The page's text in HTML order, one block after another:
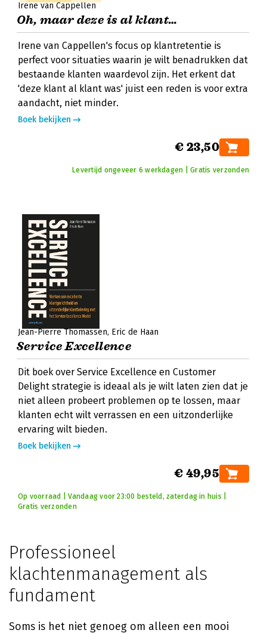
Irene van Cappellen
Oh, maar deze is al klant…
Irene van Cappellen's focus op klantretentie is
perfect voor situaties waarin je wilt benadrukken dat
bestaande klanten waardevol zijn. Het erkent dat
'deze klant al klant was' juist een reden is voor extra
aandacht, niet minder.
Boek bekijken
€ 23,50
Levertijd ongeveer 6 werkdagen | Gratis verzonden
Jean-Pierre Thomassen Eric de Haan
Service Excellence
Dit boek over Service Excellence en Customer
Delight strategie is ideaal als je wilt laten zien dat je
niet alleen probeert problemen op te lossen, maar
klanten echt wilt verrassen en een uitzonderlijke
ervaring wilt bieden.
Boek bekijken
€ 49,95
Op voorraad | Vandaag voor 23:00 besteld, zaterdag in huis |
Gratis verzonden
Professioneel
klachtenmanagement als
fundament
Soms is het niet genoeg om alleen een mooi